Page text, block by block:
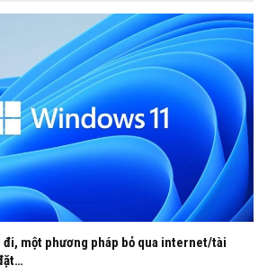
đi, một phương pháp bỏ qua internet/tài